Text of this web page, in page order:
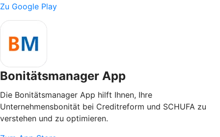
Zu Google Play
Bonitätsmanager App
Die Bonitätsmanager App hilft Ihnen, Ihre
Unternehmensbonität bei Creditreform und SCHUFA zu
verstehen und zu optimieren.